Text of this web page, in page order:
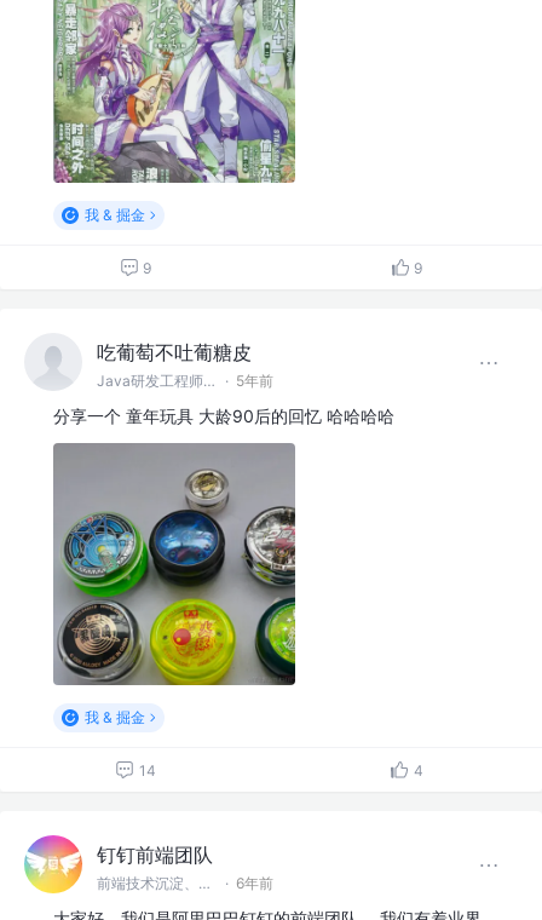
我 & 掘金
9 9
吃葡萄不吐葡糖皮
Java研发工程师 @再也不干教育了 · 5年前
分享一个 童年玩具 大龄90后的回忆 哈哈哈哈
我 & 掘金
14 4
钉钉前端团队
前端技术沉淀、分享 @钉钉 · 6年前